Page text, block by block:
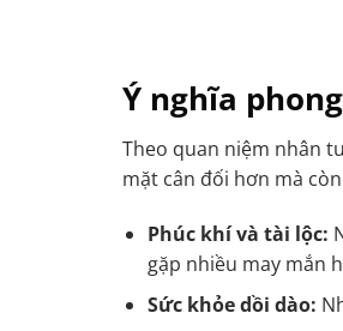
Ý nghĩa
Theo quan niệm nhân
mặt cân đối hơn mà
Phúc khí và tài lộc:
gặp nhiều may mắn
Sức khỏe dồi dào: